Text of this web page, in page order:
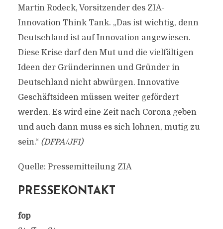
Martin Rodeck, Vorsitzender des ZIA-
Innovation Think Tank. „Das ist wichtig, denn
Deutschland ist auf Innovation angewiesen.
Diese Krise darf den Mut und die vielfältigen
Ideen der Gründerinnen und Gründer in
Deutschland nicht abwürgen. Innovative
Geschäftsideen müssen weiter gefördert
werden. Es wird eine Zeit nach Corona geben
und auch dann muss es sich lohnen, mutig zu
sein.“ (DFPA/JF1)
Quelle: Pressemitteilung ZIA
PRESSEKONTAKT
fop